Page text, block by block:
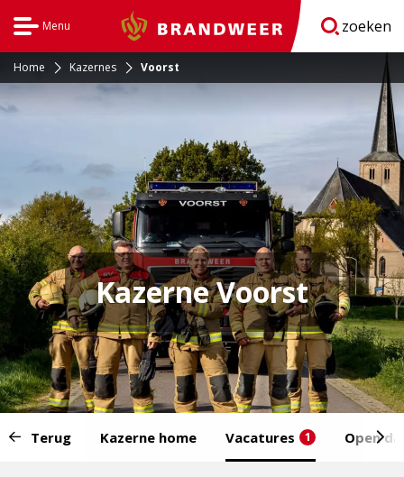
Menu Brandweer zoeken
Home Kazernes Voorst
Kazerne Voorst
van Terug Kazerne home Vacatures 1 Open